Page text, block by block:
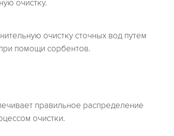
очистку.
очистку сточных вод путем
помощи сорбентов.
правильное распределение
очистки.